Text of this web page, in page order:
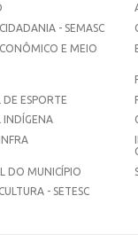
- SEMASC
E MEIO
ESPORTE
INDÍGENA
DO MUNICÍPIO
- SETESC